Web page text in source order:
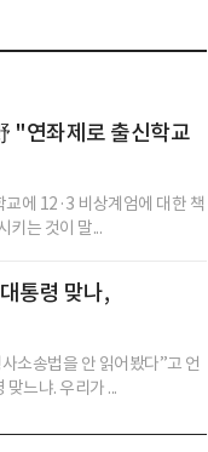
"연좌제로 출신학교
에 12·3 비상계엄에 대한 책
키는 것이 말...
통령 맞나,
소송법을 안 읽어봤다”고 언
느냐. 우리가 ...